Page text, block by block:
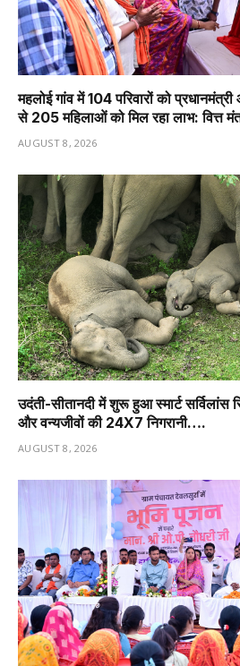
महलोई गांव में 104 परिवारों को
से 205 महिलाओं को मिल रहा लाभ: वित्त
AUGUST 8, 2026
उदंती-सीतानदी में शुरू हुआ स्मार्ट
और वन्यजीवों की 24X7 निगरानी….
AUGUST 8, 2026